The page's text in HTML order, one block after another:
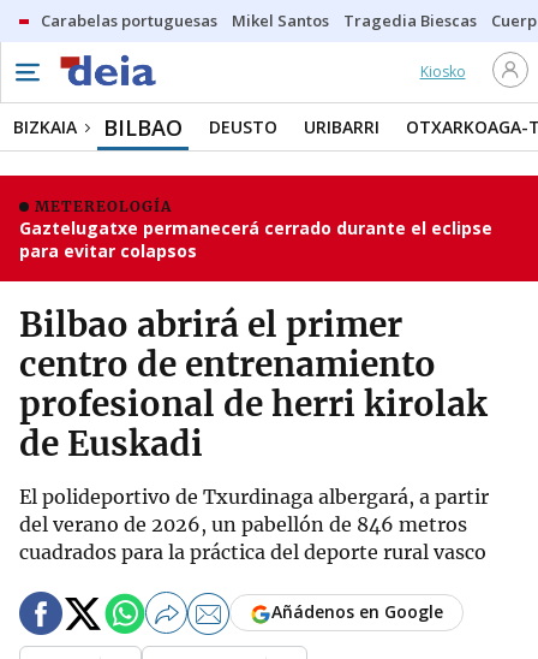
Carabelas portuguesas Mikel Santos Tragedia Biescas
Kiosko
BIZKAIA BILBAO DEUSTO URIBARRI OTXARKOAGA-
METEREOLOGÍA
Gaztelugatxe permanecerá cerrado durante el eclipse
para evitar colapsos
Bilbao abrirá el primer
centro de entrenamiento
profesional de herri kirolak
de Euskadi
El polideportivo de Txurdinaga albergará, a partir
del verano de 2026, un pabellón de 846 metros
cuadrados para la práctica del deporte rural vasco
Añádenos en Google